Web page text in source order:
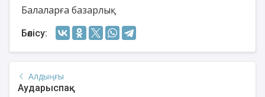
Балаларға базарлық
Бөлісу:
Алдыңғы
Аударыспақ